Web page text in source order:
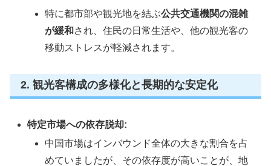
特に都市部や観光地を結ぶ公共交通機関の混雑
が緩和 され、住民の日常生活や、他の観光客の
移動ストレスが軽減されます。
2. 観光客構成の多様化と長期的な安定化
特定市場への依存脱却:
中国市場はインバウンド全体の大きな割合を占
めていましたが、その依存度が高いことが、地